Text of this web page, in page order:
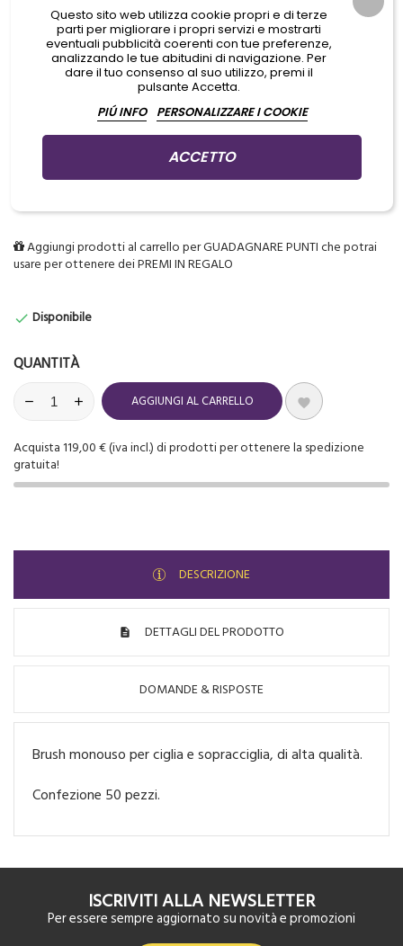
9,75 € IVA Incl.
Brush monouso per ciglia e sopracciglia, di alta qualità.
Confezione 50 pezzi.
Aggiungi prodotti al carrello per GUADAGNARE PUNTI che potrai
usare per ottenere dei PREMI IN REGALO
 Disponibile
QUANTITÀ
AGGIUNGI AL CARRELLO 
Acquista 119,00 € (iva incl.) di prodotti per ottenere la spedizione
gratuita!
DESCRIZIONE
DETTAGLI DEL PRODOTTO
DOMANDE & RISPOSTE
Brush monouso per ciglia e sopracciglia, di alta qualità.
Confezione 50 pezzi.
ISCRIVITI ALLA NEWSLETTER
Per essere sempre aggiornato su novità e promozioni
Questo sito web utilizza cookie propri e di terze
parti per migliorare i propri servizi e mostrarti
eventuali pubblicità coerenti con tue preferenze,
analizzando le tue abitudini di navigazione. Per
dare il tuo consenso al suo utilizzo, premi il
pulsante Accetta.
PIÚ INFO
PERSONALIZZARE I COOKIE
ACCETTO